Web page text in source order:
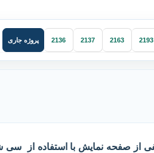
2193
2163
2137
2136 پروژه جاری
صفحه نمایش با استفاده از سی